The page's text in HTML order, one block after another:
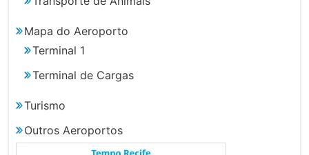
Mapa do Aeroporto
Terminal 1
Terminal de Cargas
Turismo
Outros Aeroportos